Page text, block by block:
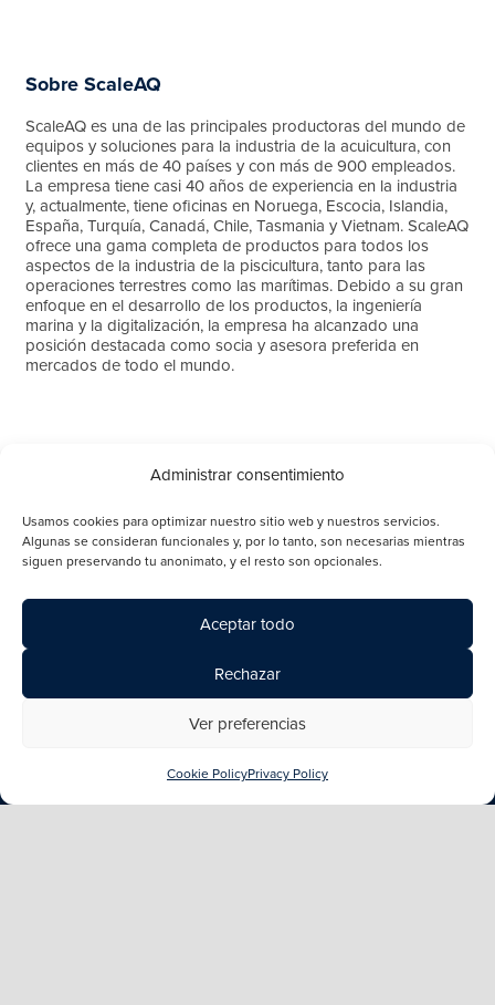
Administrar consentimiento
Usamos cookies para optimizar nuestro sitio web y nuestros servicios.
Algunas se consideran funcionales y, por lo tanto, son necesarias mientras
siguen preservando tu anonimato, y el resto son opcionales.
Aceptar todo
Rechazar
Ver preferencias
Cookie PolicyPrivacy Policy
Sobre ScaleAQ
ScaleAQ es una de las principales productoras del mundo de
equipos y soluciones para la industria de la acuicultura, con
clientes en más de 40 países y con más de 900 empleados.
La empresa tiene casi 40 años de experiencia en la industria
y, actualmente, tiene oficinas en Noruega, Escocia, Islandia,
España, Turquía, Canadá, Chile, Tasmania y Vietnam. ScaleAQ
ofrece una gama completa de productos para todos los
aspectos de la industria de la piscicultura, tanto para las
operaciones terrestres como las marítimas. Debido a su gran
enfoque en el desarrollo de los productos, la ingeniería
marina y la digitalización, la empresa ha alcanzado una
posición destacada como socia y asesora preferida en
mercados de todo el mundo.
Ver nuestras ubicaciones
+47 488 52 488